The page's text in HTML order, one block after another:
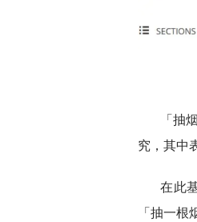
「抽
究，其中
在此
「抽一根